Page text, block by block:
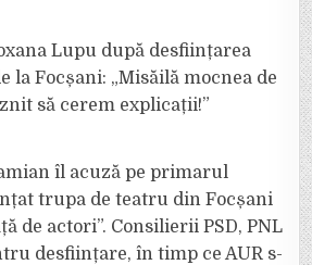
Lupu după desființarea
la Focșani: „Misăilă mocnea de
să cerem explicații!”
îl acuză pe primarul
trupa de teatru din Focșani
de actori”. Consilierii PSD, PNL
desființare, în timp ce AUR s-